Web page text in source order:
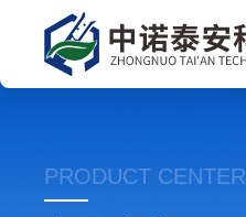
PRODUCT CENTER